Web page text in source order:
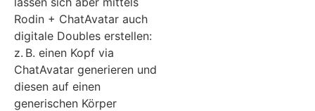
Rodin + ChatAvatar auch
digitale Doubles erstellen:
z. B. einen Kopf via
ChatAvatar generieren und
diesen auf einen
generischen Körper